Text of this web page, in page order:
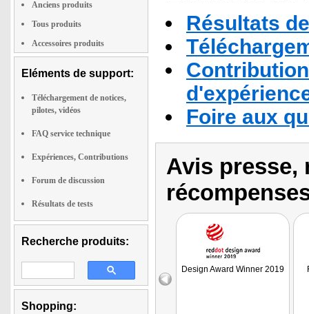
Anciens produits
Tous produits
Accessoires produits
Eléments de support:
Téléchargement de notices,
pilotes, vidéos
FAQ service technique
Expériences, Contributions
Forum de discussion
Résultats de tests
Recherche produits:
Shopping:
Résultats
Foire aux
Avis presse,
Design Award Winner 2019